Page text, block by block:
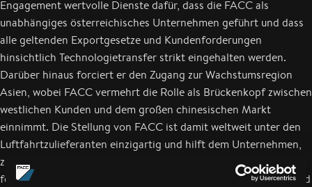
Engagement wertvolle Dienste dafür, dass die FACC als
unabhängiges österreichisches Unternehmen geführt und dass
alle geltenden Exportgesetze und Kundenforderungen
hinsichtlich Technologietransfer strikt eingehalten werden.
Darüber hinaus forciert er den Zugang zur Wachstumsregion
Asien, wobei FACC vermehrt die Rolle als Brückenkopf zwischen
westlichen Kunden und dem großen chinesischen Markt
einnimmt. Die Stellung von FACC ist damit weltweit unter den
Luftfahrtzulieferanten einzigartig und hilft dem Unternehmen,
zum einen die Beziehung zu seinen OEM Kunden weiter zu
festigen und zum anderen die wachsenden Märkte schneller und